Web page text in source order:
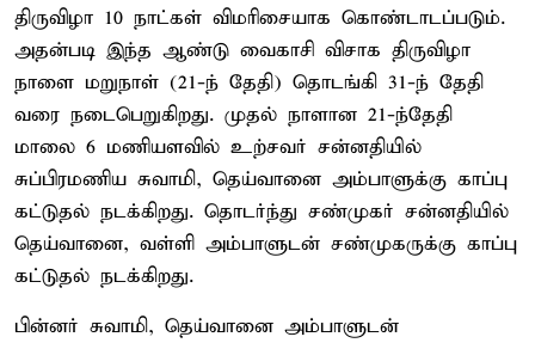
திருவிழா 10 நாட்கள் விமரிசையாக கொண்டாடப்படும்.
அதன்படி இந்த ஆண்டு வைகாசி விசாக திருவிழா
நாளை மறுநாள் (21-ந் தேதி) தொடங்கி 31-ந் தேதி
வரை நடைபெறுகிறது. முதல் நாளான 21-ந்தேதி
மாலை 6 மணியளவில் உற்சவர் சன்னதியில்
சுப்பிரமணிய சுவாமி, தெய்வானை அம்பாளுக்கு காப்பு
கட்டுதல் நடக்கிறது. தொடர்ந்து சண்முகர் சன்னதியில்
தெய்வானை, வள்ளி அம்பாளுடன் சண்முகருக்கு காப்பு
கட்டுதல் நடக்கிறது.
பின்னர் சுவாமி, தெய்வானை அம்பாளுடன்